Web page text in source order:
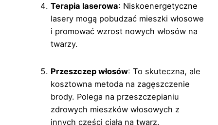
Terapia laserowa: Niskoenergetyczne
lasery mogą pobudzać mieszki włosowe
i promować wzrost nowych włosów na
twarzy.
Przeszczep włosów: To skuteczna, ale
kosztowna metoda na zagęszczenie
brody. Polega na przeszczepianiu
zdrowych mieszków włosowych z
innych części ciała na twarz.